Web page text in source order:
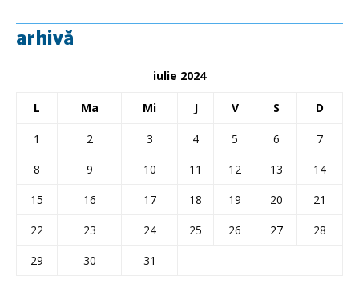
arhivă
iulie 2024
L Ma Mi J V S D
1 2 3 4 5 6
7
8
9 10 11 12 13
14
15
16 17 18 19 20
21
22
23 24 25 26 27
28
29
30 31